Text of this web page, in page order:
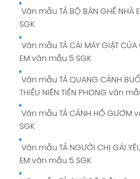
Văn mẫu TẢ BỘ BÀN GHẾ NHÀ
SGK
Văn mẫu TẢ CÁI MÁY GIẶT CỦA
EM văn mẫu 5 SGK
Văn mẫu TẢ QUANG CẢNH
THIẾU NIÊN TIỀN PHONG văn
Văn mẫu TẢ CẢNH HỒ GƯƠM
SGK
Văn mẫu TẢ NGƯỜI CHỊ GÁI
EM văn mẫu 5 SGK